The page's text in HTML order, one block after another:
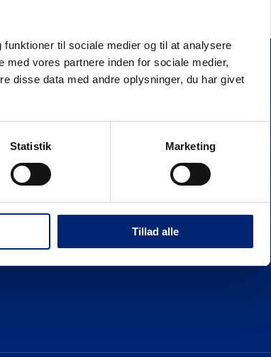
til sociale medier og til at analysere
vores partnere inden for sociale medier,
disse data med andre oplysninger, du har givet
Statistik Marketing
Tillad alle
HTX) Om EUC Nordvest
Stifinderen – vores vejlederteam
EUC Nordvests skolehjem
Login og IT-support